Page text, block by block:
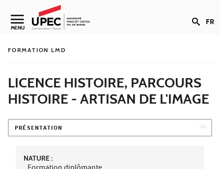
Aller au contenu
Navigation secondaire
MENU FR
FORMATION LMD
LICENCE HISTOIRE, PARCOURS
HISTOIRE - ARTISAN DE L'IMAGE
PRÉSENTATION
NATURE :